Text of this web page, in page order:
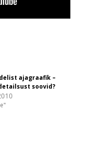
ajagraafik –
soovid?